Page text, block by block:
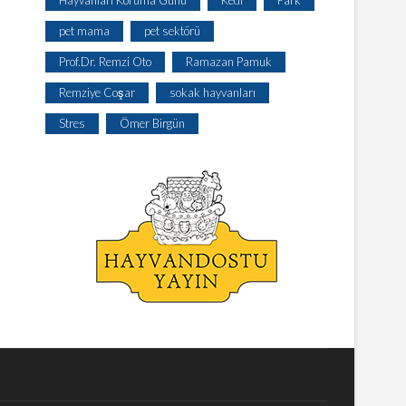
pet mama pet sektörü
Prof.Dr. Remzi Oto Ramazan Pamuk
Remziye Coşar sokak hayvanları
Stres Ömer Birgün